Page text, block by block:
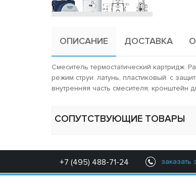
ОПИСАНИЕ ДОСТАВКА
Смеситель термостатический картридж.
режим струи. латунь, пластиковый. с
внутренняя часть смесителя, кронштейн
СОПУТСТВУЮЩИЕ ТОВАРЫ
+7 (495) 488-71-24 заказать